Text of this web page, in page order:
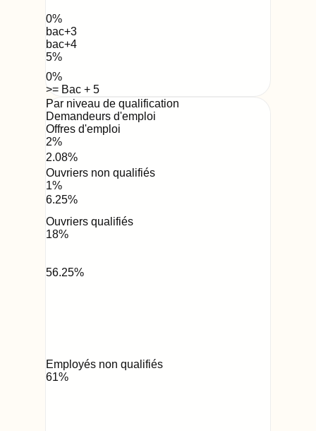
0%
bac+3
bac+4
5%
0%
>= Bac + 5
Par niveau de qualification
Demandeurs d'emploi
Offres d'emploi
2%
2.08%
Ouvriers non qualifiés
1%
6.25%
Ouvriers qualifiés
18%
56.25%
Employés non qualifiés
61%